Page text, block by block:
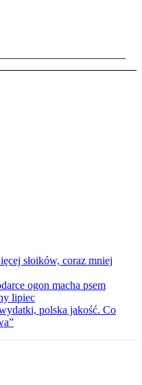
słoików, coraz mniej
ogon macha psem
lipiec
polska jakość. Co